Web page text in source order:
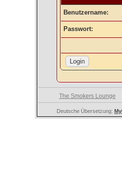
Benutzername:
Passwort:
The Smokers Lounge
Deutsche Übersetzung: